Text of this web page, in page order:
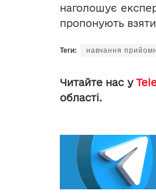
наголошує
пропонують
Теги: навчання
Читайте нас у
області.